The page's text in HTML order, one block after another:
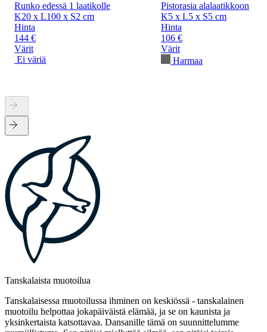
Runko edessä 1 laatikolle
K20 x L100 x S2 cm
Hinta
144 €
Värit
Ei väriä
Pistorasia alalaatikkoon
K5 x L5 x S5 cm
Hinta
106 €
Värit
Harmaa
Tanskalaista muotoilua
Tanskalaisessa muotoilussa ihminen on keskiössä - tanskalainen
muotoilu helpottaa jokapäiväistä elämää, ja se on kaunista ja
yksinkertaista katsottavaa. Dansanille tämä on suunnittelumme